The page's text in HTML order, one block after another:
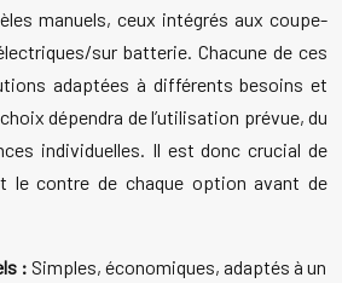
manuels, ceux intégrés aux coupe-
sur batterie. Chacune de ces
adaptées à différents besoins et
dépendra de l’utilisation prévue, du
individuelles. Il est donc crucial de
le contre de chaque option avant de
: Simples, économiques, adaptés à un